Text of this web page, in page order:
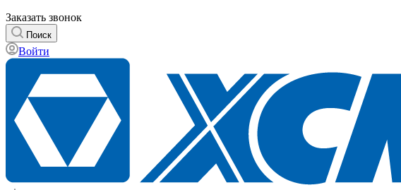
Заказать звонок
Поиск
Войти